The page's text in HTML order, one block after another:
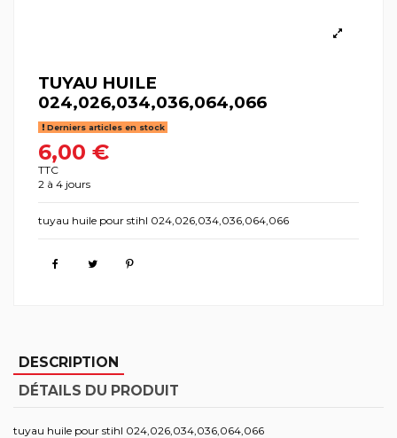
TUYAU HUILE
024,026,034,036,064,066
Derniers articles en stock
6,00 €
TTC
2 à 4 jours
tuyau huile pour stihl 024,026,034,036,064,066
DESCRIPTION
DÉTAILS DU PRODUIT
tuyau huile pour stihl 024,026,034,036,064,066